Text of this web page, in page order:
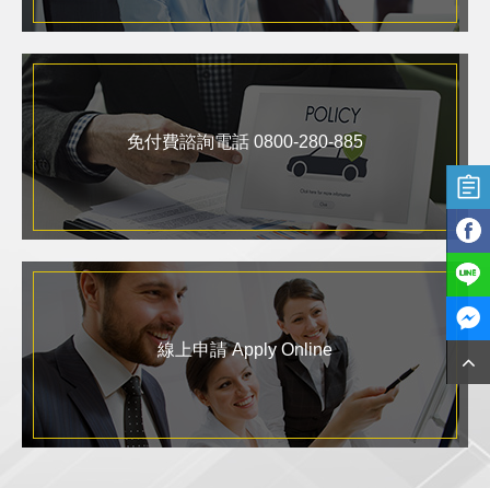
免付費諮詢電話 0800-280-885
線上申請 Apply Online